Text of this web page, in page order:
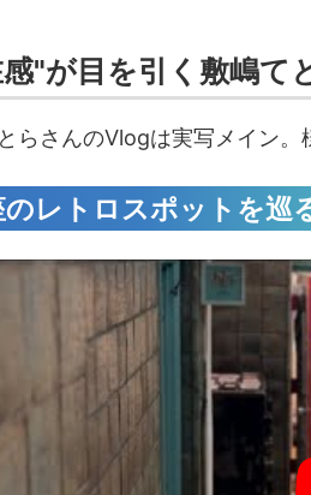
"が目を引く敷嶋て
らさんのVlogは実写メイン。
のレトロスポットを巡